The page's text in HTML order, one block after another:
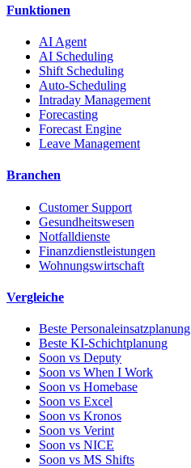
Funktionen
AI Agent
AI Scheduling
Shift Scheduling
Auto-Scheduling
Intraday Management
Forecasting
Forecast Engine
Leave Management
Branchen
Customer Support
Gesundheitswesen
Notfalldienste
Finanzdienstleistungen
Wohnungswirtschaft
Vergleiche
Beste Personaleinsatzplanung
Beste KI-Schichtplanung
Soon vs Deputy
Soon vs When I Work
Soon vs Homebase
Soon vs Excel
Soon vs Kronos
Soon vs Verint
Soon vs NICE
Soon vs MS Shifts